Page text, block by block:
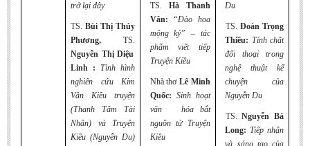
trở lại đây
TS.Bùi Thị Thúy
Phương, TS.
Nguyễn Thị Diệu
Linh : Tình hình
nghiên cứu Kim
Vân Kiều truyện
(Thanh Tâm Tài
Nhân) và Truyện
Kiều (Nguyễn Du)
TS. Hà Thanh
Vân: “Đào hoa
mộng ký” – tác
phẩm viết tiếp
Truyện Kiều
Nhà thơLê Minh
Quốc: Sinh hoạt
văn hóa bắt
nguồn từ Truyện
Kiều
Du
TS. Đoàn Trọng
Thiều: Tính chất
đối thoại trong
nghệ thuật kể
chuyện của
Nguyễn Du
TS.Nguyễn Bá
Long:Tiếp nhận
và sáng tạo của